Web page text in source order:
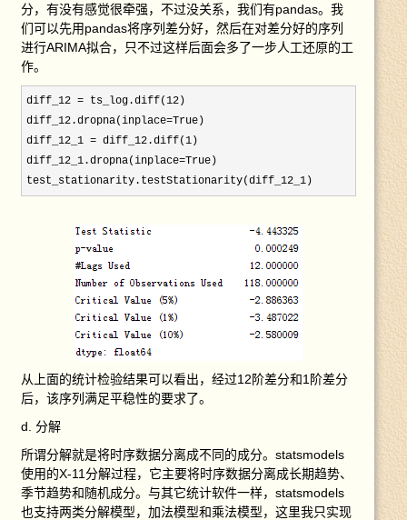
分，有没有感觉很牵强，不过没关系，我们有pandas。我
们可以先用pandas将序列差分好，然后在对差分好的序列
进行ARIMA拟合，只不过这样后面会多了一步人工还原的工
作。
diff_12 = ts_log.diff(12)
diff_12.dropna(inplace=True)
diff_12_1 = diff_12.diff(1)
diff_12_1.dropna(inplace=True)
从上面的统计检验结果可以看出，经过12阶差分和1阶差分
后，该序列满足平稳性的要求了。
d. 分解
所谓分解就是将时序数据分离成不同的成分。statsmodels
使用的X-11分解过程，它主要将时序数据分离成长期趋势、
季节趋势和随机成分。与其它统计软件一样，statsmodels
也支持两类分解模型，加法模型和乘法模型，这里我只实现